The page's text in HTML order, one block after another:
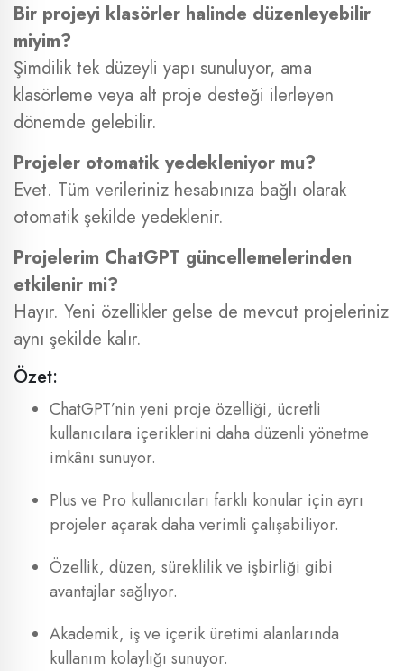
Bir projeyi klasörler halinde düzenleyebilir
miyim?
Şimdilik tek düzeyli yapı sunuluyor, ama
klasörleme veya alt proje desteği ilerleyen
dönemde gelebilir.
Projeler otomatik yedekleniyor mu?
Evet. Tüm verileriniz hesabınıza bağlı olarak
otomatik şekilde yedeklenir.
Projelerim ChatGPT güncellemelerinden
etkilenir mi?
Hayır. Yeni özellikler gelse de mevcut projeleriniz
aynı şekilde kalır.
Özet:
ChatGPT’nin yeni proje özelliği, ücretli
kullanıcılara içeriklerini daha düzenli yönetme
imkânı sunuyor.
Plus ve Pro kullanıcıları farklı konular için ayrı
projeler açarak daha verimli çalışabiliyor.
Özellik, düzen, süreklilik ve işbirliği gibi
avantajlar sağlıyor.
Akademik, iş ve içerik üretimi alanlarında
kullanım kolaylığı sunuyor.